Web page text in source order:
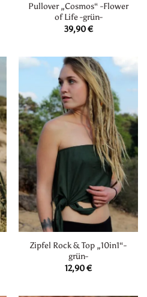
Pullover „Cosmos“ -Flower
of Life -grün-
39,90€
Zipfel Rock & Top „10in1“-
grün-
12,90€